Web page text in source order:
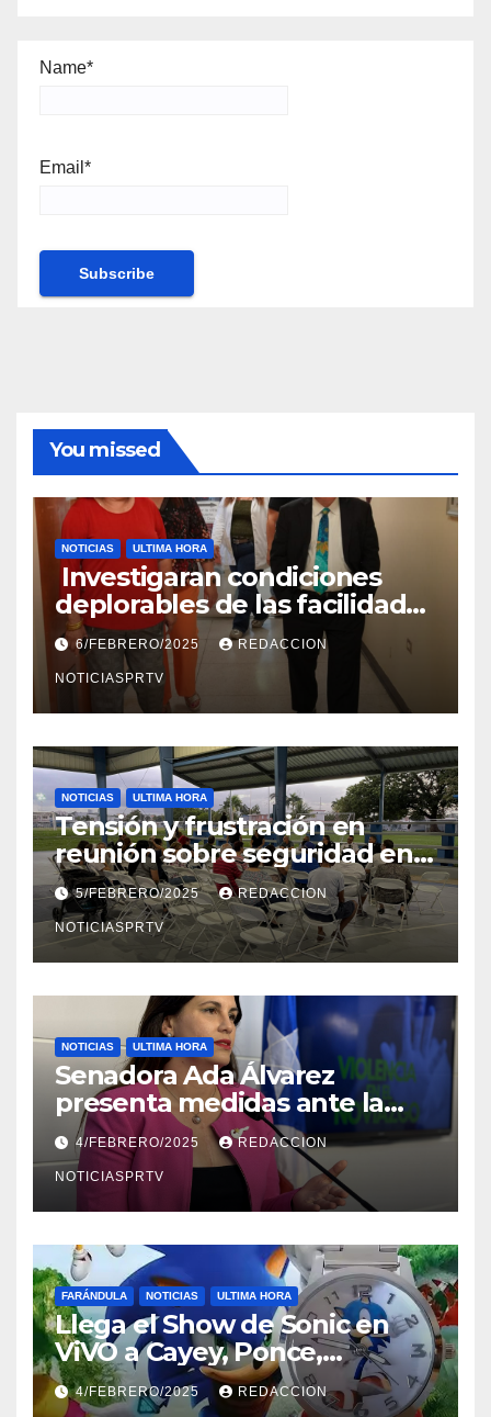
Name*
Email*
You missed
NOTICIAS ULTIMA HORA
Investigaran condiciones
deplorables de las facilidades
el Departamento de la Salud
en Mayagüez
6/FEBRERO/2025 REDACCION
NOTICIASPRTV
NOTICIAS ULTIMA HORA
Tensión y frustración en
reunión sobre seguridad en
Reparto Metropolitano
5/FEBRERO/2025 REDACCION
NOTICIASPRTV
NOTICIAS ULTIMA HORA
Senadora Ada Álvarez
presenta medidas ante la
violencia en el noviazgo
4/FEBRERO/2025 REDACCION
NOTICIASPRTV
FARÁNDULA NOTICIAS ULTIMA HORA
Llega el Show de Sonic en
ViVO a Cayey, Ponce,
Barceloneta y Humacao,
Relojes gratis para el que
4/FEBRERO/2025 REDACCION